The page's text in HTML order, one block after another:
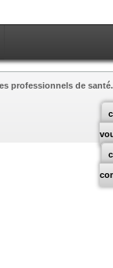
professionnels de santé.